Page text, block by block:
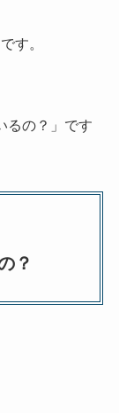
です。
るの？」です
？